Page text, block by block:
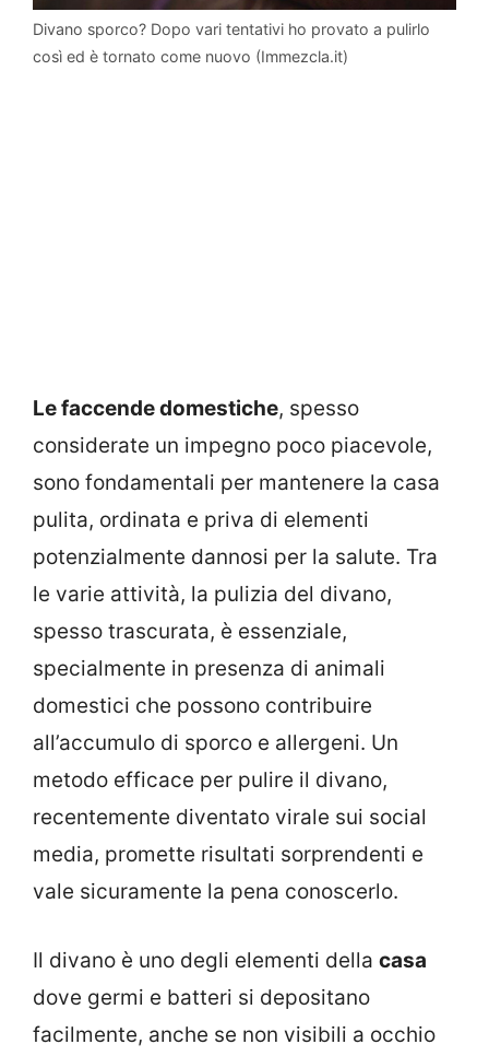
Divano sporco? Dopo vari tentativi ho provato a pulirlo
così ed è tornato come nuovo (Immezcla.it)
Le faccende domestiche, spesso
considerate un impegno poco piacevole,
sono fondamentali per mantenere la casa
pulita, ordinata e priva di elementi
potenzialmente dannosi per la salute. Tra
le varie attività, la pulizia del divano,
spesso trascurata, è essenziale,
specialmente in presenza di animali
domestici che possono contribuire
all’accumulo di sporco e allergeni. Un
metodo efficace per pulire il divano,
recentemente diventato virale sui social
media, promette risultati sorprendenti e
vale sicuramente la pena conoscerlo.
Il divano è uno degli elementi della casa
dove germi e batteri si depositano
facilmente, anche se non visibili a occhio